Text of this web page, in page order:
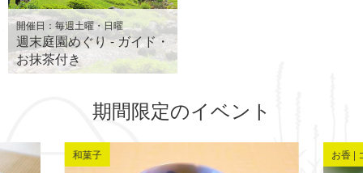
開催日：毎週土曜・日曜
週末庭園めぐり - ガイド・
お抹茶付き
期間限定のイベント
和菓子 お香 |